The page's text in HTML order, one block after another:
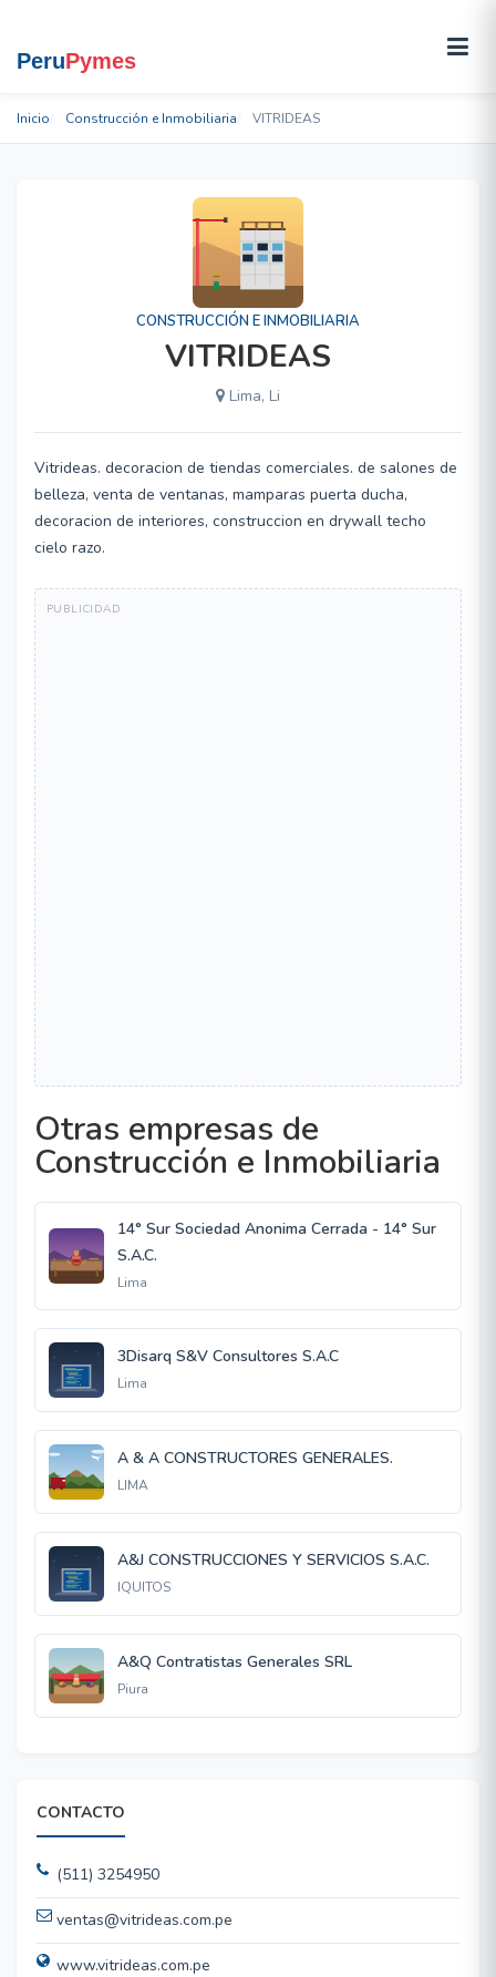
Inicio Construcción e Inmobiliaria VITRIDEAS
CONSTRUCCIÓN E INMOBILIARIA
VITRIDEAS
Lima, Li
Vitrideas. decoracion de tiendas comerciales. de salones de
belleza, venta de ventanas, mamparas puerta ducha,
decoracion de interiores, construccion en drywall techo
cielo razo.
Otras empresas de
Construcción e Inmobiliaria
14° Sur Sociedad Anonima Cerrada - 14° Sur
S.A.C.
Lima
3Disarq S&V Consultores S.A.C
Lima
A & A CONSTRUCTORES GENERALES.
LIMA
A&J CONSTRUCCIONES Y SERVICIOS S.A.C.
IQUITOS
A&Q Contratistas Generales SRL
Piura
CONTACTO
(511) 3254950
ventas@vitrideas.com.pe
www.vitrideas.com.pe